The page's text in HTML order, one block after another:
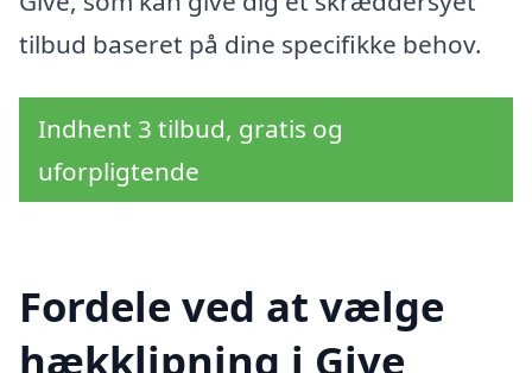
tilbud baseret på dine specifikke behov.
Indhent 3 tilbud, gratis og
uforpligtende
Fordele ved at vælge
hækklipning i Give